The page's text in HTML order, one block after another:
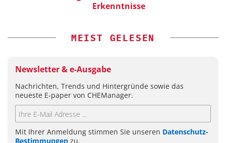
Erkenntnisse
MEIST GELESEN
Newsletter & e-Ausgabe
Nachrichten, Trends und Hintergründe sowie das
neueste E-paper von CHEManager.
Mit Ihrer Anmeldung stimmen Sie unseren Datenschutz-
Bestimmungen zu.